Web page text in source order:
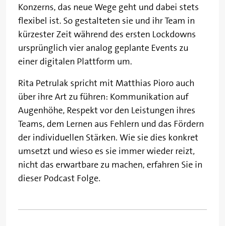
Konzerns, das neue Wege geht und dabei stets
flexibel ist. So gestalteten sie und ihr Team in
kürzester Zeit während des ersten Lockdowns
ursprünglich vier analog geplante Events zu
einer digitalen Plattform um.
Rita Petrulak spricht mit Matthias Pioro auch
über ihre Art zu führen: Kommunikation auf
Augenhöhe, Respekt vor den Leistungen ihres
Teams, dem Lernen aus Fehlern und das Fördern
der individuellen Stärken. Wie sie dies konkret
umsetzt und wieso es sie immer wieder reizt,
nicht das erwartbare zu machen, erfahren Sie in
dieser Podcast Folge.